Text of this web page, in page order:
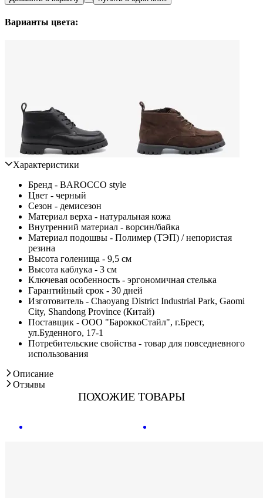
Варианты цвета:
Характеристики
Бренд - BAROCCO style
Цвет - черный
Сезон - демисезон
Материал верха - натуральная кожа
Внутренний материал - ворсин/байка
Материал подошвы - Полимер (ТЭП) / непористая
резина
Высота голенища - 9,5 см
Высота каблука - 3 см
Ключевая особенность - эргономичная стелька
Гарантийный срок - 30 дней
Изготовитель - Chaoyang District Industrial Park, Gaomi
City, Shandong Province (Китай)
Поставщик - ООО "БароккоСтайл", г.Брест,
ул.Буденного, 17-1
Потребительские свойства - товар для повседневного
использования
Описание
Отзывы
ПОХОЖИЕ ТОВАРЫ